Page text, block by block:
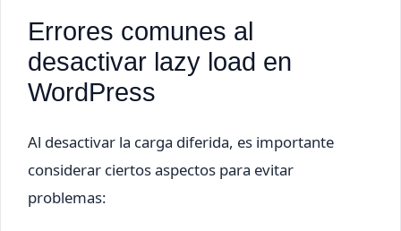
Errores comunes al
desactivar lazy load en
WordPress
Al desactivar la carga diferida, es importante
considerar ciertos aspectos para evitar
problemas: